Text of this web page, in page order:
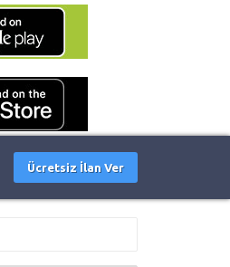
Ücretsiz İlan Ver